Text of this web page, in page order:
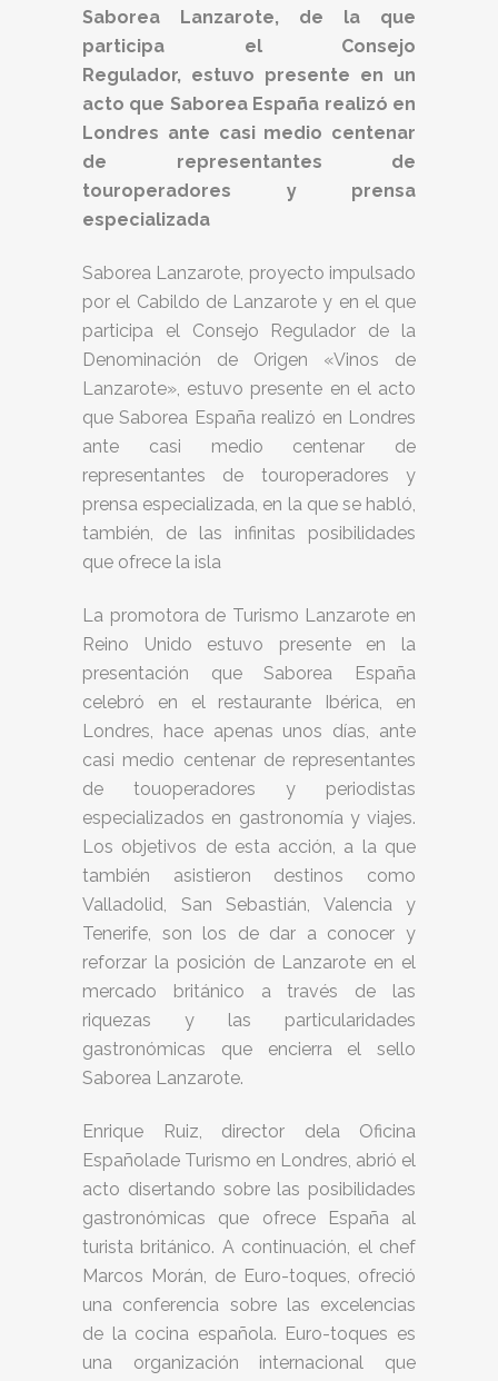
Saborea Lanzarote, de la que
participa el Consejo
Regulador, estuvo presente en un
acto que Saborea España realizó en
Londres ante casi medio centenar
de representantes de
touroperadores y prensa
especializada
Saborea Lanzarote, proyecto impulsado
por el Cabildo de Lanzarote y en el que
participa el Consejo Regulador de la
Denominación de Origen «Vinos de
Lanzarote», estuvo presente en el acto
que Saborea España realizó en Londres
ante casi medio centenar de
representantes de touroperadores y
prensa especializada, en la que se habló,
también, de las infinitas posibilidades
que ofrece la isla
La promotora de Turismo Lanzarote en
Reino Unido estuvo presente en la
presentación que Saborea España
celebró en el restaurante Ibérica, en
Londres, hace apenas unos días, ante
casi medio centenar de representantes
de touoperadores y periodistas
especializados en gastronomía y viajes.
Los objetivos de esta acción, a la que
también asistieron destinos como
Valladolid, San Sebastián, Valencia y
Tenerife, son los de dar a conocer y
reforzar la posición de Lanzarote en el
mercado británico a través de las
riquezas y las particularidades
gastronómicas que encierra el sello
Saborea Lanzarote.
Enrique Ruiz, director dela Oficina
Españolade Turismo en Londres, abrió el
acto disertando sobre las posibilidades
gastronómicas que ofrece España al
turista británico. A continuación, el chef
Marcos Morán, de Euro-toques, ofreció
una conferencia sobre las excelencias
de la cocina española. Euro-toques es
una organización internacional que